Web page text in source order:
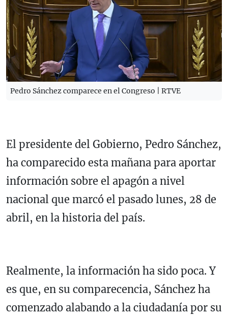
Pedro Sánchez comparece en el Congreso | RTVE
El presidente del Gobierno, Pedro Sánchez,
ha comparecido esta mañana para aportar
información sobre el apagón a nivel
nacional que marcó el pasado lunes, 28 de
abril, en la historia del país.
Realmente, la información ha sido poca. Y
es que, en su comparecencia, Sánchez ha
comenzado alabando a la ciudadanía por su